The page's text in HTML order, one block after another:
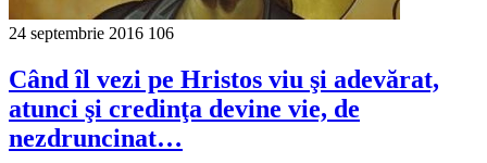
24 septembrie 2016 106
Când îl vezi pe Hristos viu şi adevărat,
atunci şi credinţa devine vie, de
nezdruncinat…